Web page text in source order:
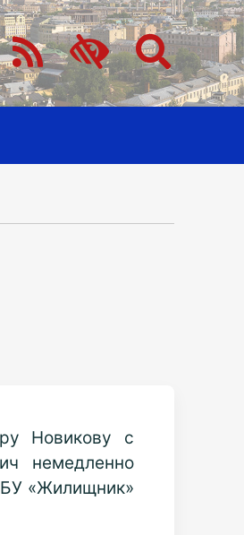
Новикову с
немедленно
«Жилищник»